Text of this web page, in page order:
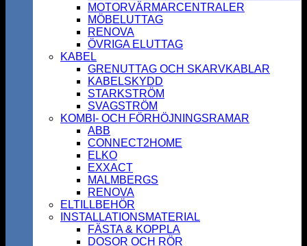
MOTORVÄRMARCENTRALER
MÖBELUTTAG
RENOVA
ÖVRIGA ELUTTAG
KABEL
GRENUTTAG OCH SKARVKABLAR
KABELSKYDD
STARKSTRÖM
SVAGSTRÖM
KOMBI- OCH FÖRHÖJNINGSRAMAR
ABB
CONNECT2HOME
ELKO
EXXACT
MALMBERGS
RENOVA
ELTILLBEHÖR
INSTALLATIONSMATERIAL
FÄSTA & KOPPLA
DOSOR OCH RÖR